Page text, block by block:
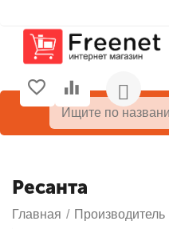
Ресанта
Главная / Производитель